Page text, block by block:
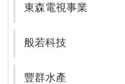
東森電視事業
般若科技
豐群水產